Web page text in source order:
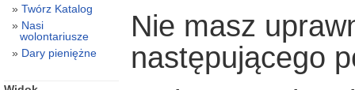
Nie masz
następującego
Twórz Katalog
Nasi
wolontariusze
Dary pieniężne